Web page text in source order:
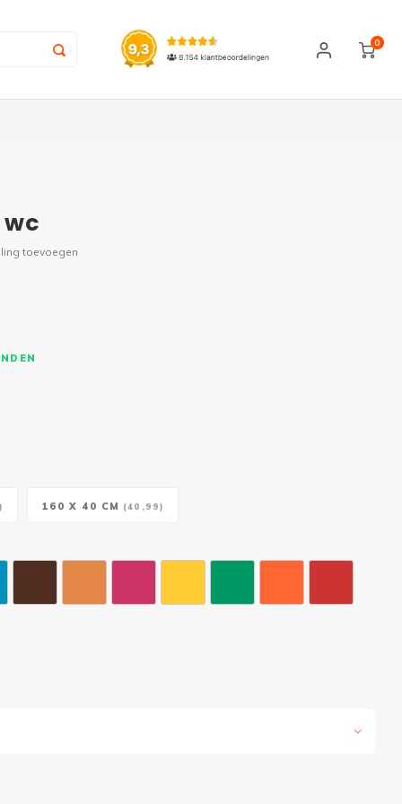
0
toevoegen
160 X 40 CM (40,99)